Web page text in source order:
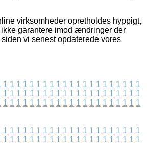
virksomheder opretholdes hyppigt,
garantere imod ændringer der
vi senest opdaterede vores
1 1 1 1 1 1 1 1 1 1 1 1 1 1 1 1 1 1 1 1 1
1 1 1 1 1 1 1 1 1 1 1 1 1 1 1 1 1 1 1 1 1
1 1 1 1 1 1 1 1 1 1 1 1 1 1 1 1 1 1 1 1 1
1 1 1 1 1 1 1 1 1 1 1 1 1 1 1 1 1 1 1 1 1
1 1 1 1 1 1 1 1 1 1 1 1 1 1 1 1 1 1 1 1 1